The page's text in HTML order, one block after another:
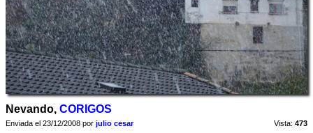
Nevando, CORIGOS
Enviada el 23/12/2008 por julio cesar Vista: 473